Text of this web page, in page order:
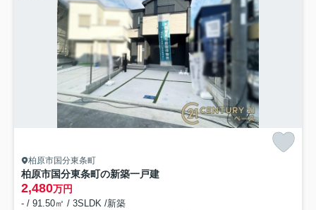
柏原市国分東条町
柏原市国分東条町の新築一戸建
2,480万円
- / 91.50㎡ / 3SLDK /新築